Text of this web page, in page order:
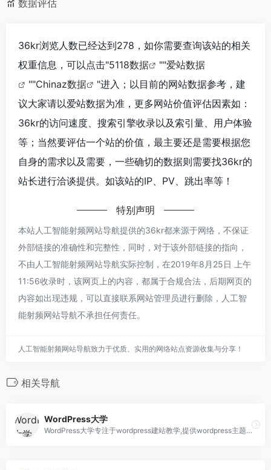
数据评估
36kr浏览人数已经达到278，如你需要查询该站的相关
权重信息，可以点击"5118数据 ""爱站数据
""Chinaz数据
"进入；以目前的网站数据参考，建
议大家请以爱站数据为准，更多网站价值评估因素如：
36kr的访问速度、搜索引擎收录以及索引量、用户体验
等；当然要评估一个站的价值，最主要还是需要根据您
自身的需求以及需要，一些确切的数据则需要找36kr的
站长进行洽谈提供。如该站的IP、PV、跳出率等！
特别声明
本站人工智能射频网站导航提供的36kr都来源于网络，不保证
外部链接的准确性和完整性，同时，对于该外部链接的指向，
不由人工智能射频网站导航实际控制，在2019年8月25日 上午
11:56收录时，该网页上的内容，都属于合规合法，后期网页的
内容如出现违规，可以直接联系网站管理员进行删除，人工智
能射频网站导航不承担任何责任。
人工智能射频网站导航致力于优质、实用的网络站点资源收集与分享！
相关导航
WordPress大学
WordPress大学专注于wordpress建站教学,提供wordpress主题,wordpres